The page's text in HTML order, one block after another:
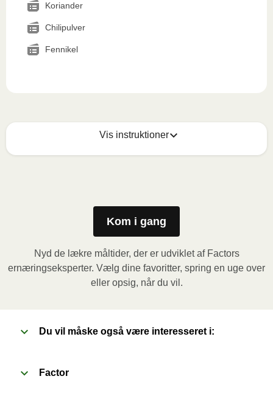
Koriander
Chilipulver
Fennikel
Vis instruktioner
minutter. Lad derefter måltidet hvile i yderligere 1
minut, inden du fjerner folien. Vær forsigtig med den
Ovn (170˚C): Forvarm ovnen. Fjern papomslaget og
prik et par huller i folien. Sæt beholderen i en
fjerner folien. Vær forsigtig med den varme damp når
Kom i gang
Nyd de lækre måltider, der er udviklet af Factors
ernæringseksperter. Vælg dine favoritter, spring en uge over
eller opsig, når du vil.
Du vil måske også være interesseret i:
Factor